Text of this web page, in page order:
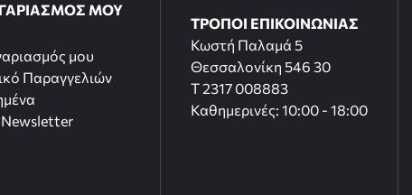
ΜΟΥ
μου
Παραγγελιών
ΤΡΟΠΟΙ ΕΠΙΚΟΙΝΩΝΙΑΣ
Κωστή Παλαμά 5
Θεσσαλονίκη 546 30
T 2317 008883
Καθημερινές: 10:00 - 18:00